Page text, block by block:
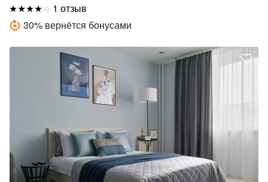
1 отзыв
30% вернётся бонусами